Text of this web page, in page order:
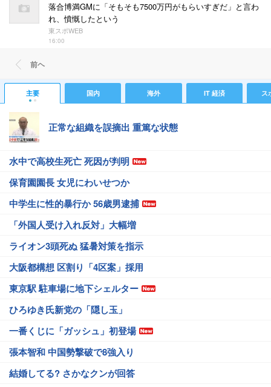
落合博満GMに「そもそも7500万円がもらいすぎだ」と言わ
れ、憤慨したという
東スポWEB
16:00
前ヘ
主要 国内 海外 IT 経済 ス
正常な組織を誤摘出 重篤な状態
水中で高校生死亡 死因が判明
保育園園長 女児にわいせつか
中学生に性的暴行か 56歳男逮捕
「外国人受け入れ反対」大幅増
ライオン3頭死ぬ 猛暑対策を指示
大阪都構想 区割り「4区案」採用
東京駅 駐車場に地下シェルター
ひろゆき氏新党の「隠し玉」
一番くじに「ガッシュ」初登場
張本智和 中国勢撃破で8強入り
結婚してる? さかなクンが回答